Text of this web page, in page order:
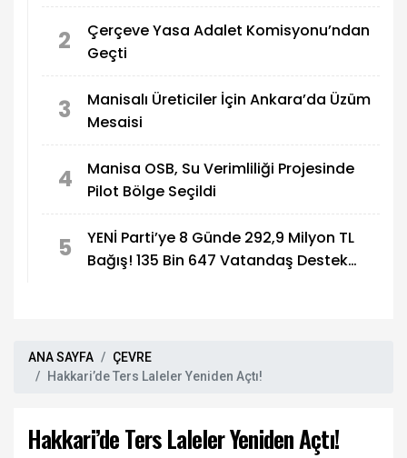
2
Çerçeve Yasa Adalet Komisyonu’ndan
Geçti
3
Manisalı Üreticiler İçin Ankara’da Üzüm
Mesaisi
4
Manisa OSB, Su Verimliliği Projesinde
Pilot Bölge Seçildi
5
YENİ Parti’ye 8 Günde 292,9 Milyon TL
Bağış! 135 Bin 647 Vatandaş Destek
ANA SAYFA
ÇEVRE
Hakkari’de Ters Laleler Yeniden Açtı!
Hakkari’de Ters Laleler Yeniden Açtı!